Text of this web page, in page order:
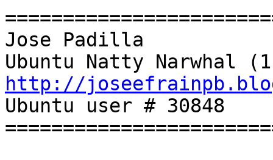
Jose Padilla
http://
Ubuntu user # 30848